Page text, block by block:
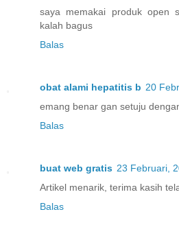
saya memakai produk open
kalah bagus
Balas
obat alami hepatitis b 20
emang benar gan setuju
Balas
buat web gratis 23 Februari,
Artikel menarik, terima kasih
Balas